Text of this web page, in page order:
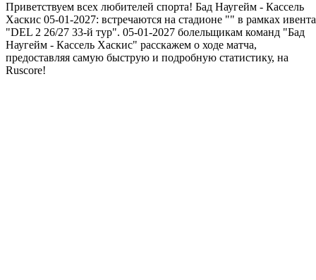
Приветствуем всех любителей спорта! Бад Наугейм - Кассель
Хаскис 05-01-2027: встречаются на стадионе "" в рамках ивента
"DEL 2 26/27 33-й тур". 05-01-2027 болельщикам команд "Бад
Наугейм - Кассель Хаскис" расскажем о ходе матча,
предоставляя самую быструю и подробную статистику, на
Ruscore!